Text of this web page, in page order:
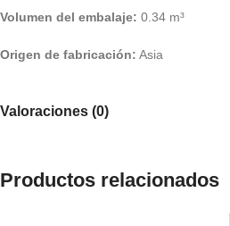
Volumen del embalaje: 0.34 m³
Origen de fabricación: Asia
Valoraciones (0)
Productos relacionados